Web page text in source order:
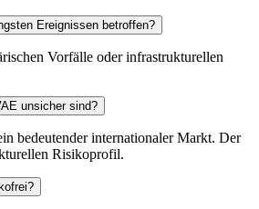
Ereignissen betroffen?
Vorfälle oder infrastrukturellen
unsicher sind?
bedeutender internationaler Markt. Der
Risikoprofil.